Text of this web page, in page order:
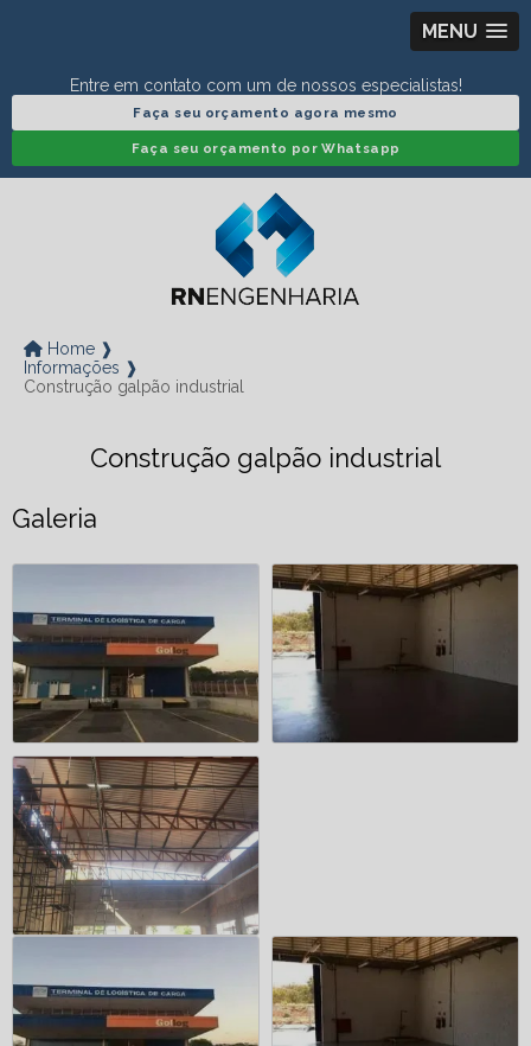
MENU
Entre em contato com um de nossos especialistas!
Faça seu orçamento agora mesmo
Faça seu orçamento por Whatsapp
Home ❱
Informações ❱
Construção galpão industrial
Construção galpão industrial
Galeria